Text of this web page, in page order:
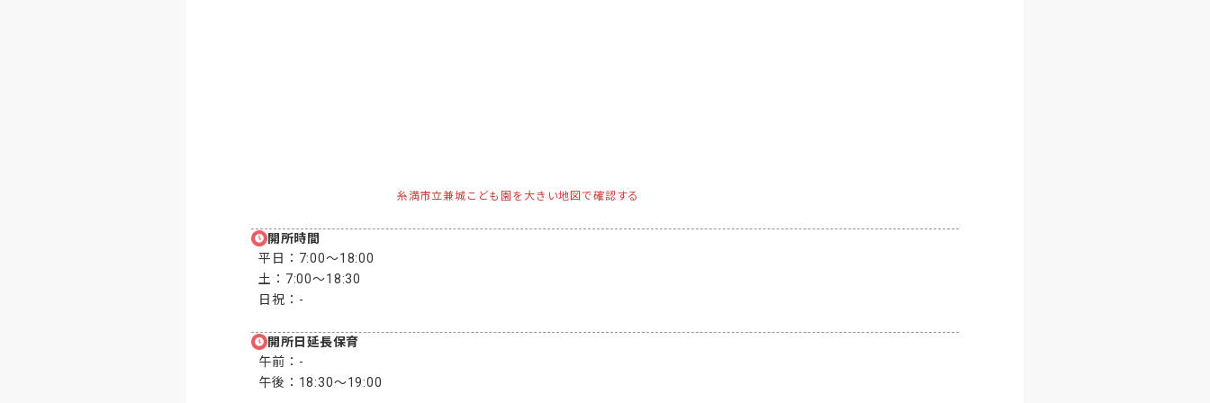
糸満市立兼城こども園を大きい地図で確認する
開所時間
平日： 7:00〜18:00
土： 7:00〜18:30
日祝： -
開所日延長保育
午前： -
午後： 18:30〜19:00